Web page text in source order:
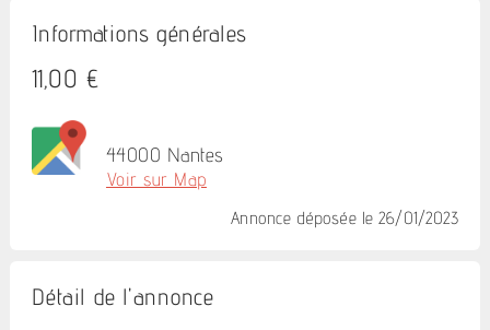
Informations générales
11,00 €
44000 Nantes
Voir sur Map
Annonce déposée le 26/01/2023
Détail de l'annonce